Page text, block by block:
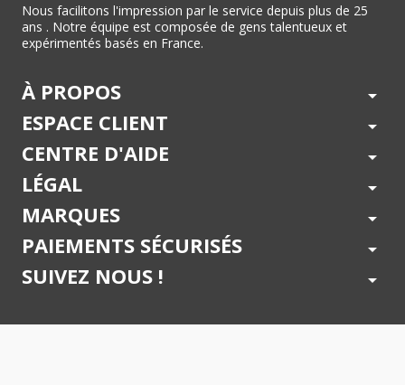
Nous facilitons l'impression par le service depuis plus de 25
ans . Notre équipe est composée de gens talentueux et
expérimentés basés en France.
À PROPOS arrow_drop_down
ESPACE CLIENT arrow_drop_down
CENTRE D'AIDE arrow_drop_down
LÉGAL arrow_drop_down
MARQUES arrow_drop_down
PAIEMENTS SÉCURISÉS arrow_drop_down
SUIVEZ NOUS ! arrow_drop_down